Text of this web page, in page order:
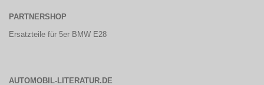
PARTNERSHOP
Ersatzteile für 5er BMW E28
AUTOMOBIL-LITERATUR.DE